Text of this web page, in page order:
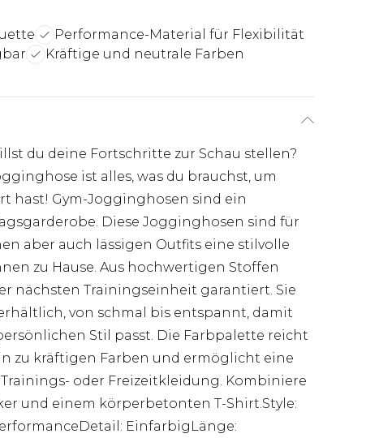
Performance-Material für Flexibilität
Kräftige und neutrale Farben
du deine Fortschritte zur Schau stellen?
ist alles, was du brauchst, um
hast! Gym-Jogginghosen sind ein
Diese Jogginghosen sind für
aber auch lässigen Outfits eine stilvolle
zu Hause. Aus hochwertigen Stoffen
nächsten Trainingseinheit garantiert. Sie
von schmal bis entspannt, damit
Stil passt. Die Farbpalette reicht
zu kräftigen Farben und ermöglicht eine
oder Freizeitkleidung. Kombiniere
und einem körperbetonten T-Shirt.Style:
EinfarbigLänge: